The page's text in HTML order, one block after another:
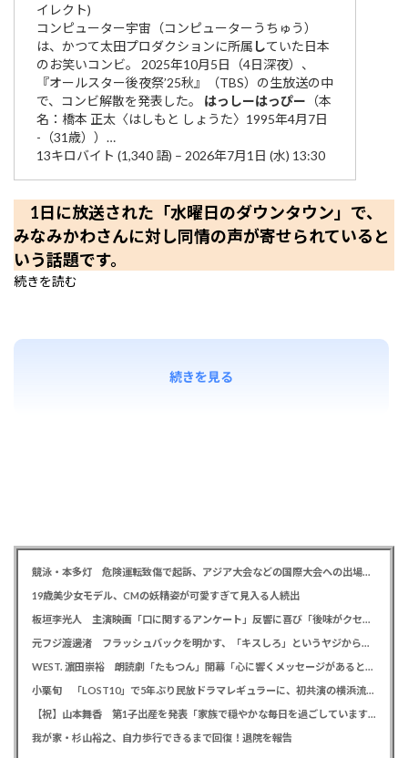
イレクト)
コンピューター宇宙（コンピューターうちゅう）
は、かつて太田プロダクションに所属 していた日本
のお笑いコンビ。 2025年10月5日（4日深夜）、
『オールスター後夜祭’25秋』（TBS）の生放送の中
で、コンビ解散を発表した。 はっしーはっぴー （本
名：橋本 正太〈はしもと しょうた〉1995年4月7日
-（31歳））…
13キロバイト (1,340 語) – 2026年7月1日 (水) 13:30
1日に放送された「水曜日のダウンタウン」で、
みなみかわさんに対し同情の声が寄せられていると
いう話題です。
続きを読む
続きを見る
競泳・本多灯 危険運転致傷で起訴、アジア大会などの国際大会への出場を辞退
19歳美少女モデル、CMの妖精姿が可愛すぎて見入る人続出
板垣李光人 主演映画「口に関するアンケート」反響に喜び「後味がクセになる、と」
元フジ渡邊渚 フラッシュバックを明かす、「キスしろ」というヤジからパニックに… 「1人の人間の人生に、当たり前の生活を奪った人が全て悪い」
WEST. 濵田崇裕 朗読劇「たもつん」開幕「心に響くメッセージがあると感じています」
小栗旬 「LOST10」で5年ぶり民放ドラマレギュラーに、初共演の横浜流星とバディ役「もう最高です」
【祝】山本舞香 第1子出産を発表「家族で穏やかな毎日を過ごしています」、夫はマイファスHiro
我が家・杉山裕之、自力歩行できるまで回復！退院を報告